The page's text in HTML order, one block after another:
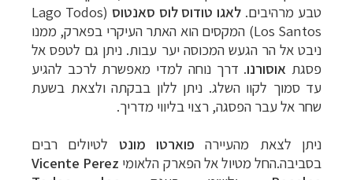
טבע מרהיבים. לאגו טודוס לוס סאנטוס (Lago Todos
Los Santos) המק
סים הוא האתר העיקרי בפארק, ממנו
ניבט אל הר הגעש המכוסה יער עבות. ניתן גם לטפס אל
פסגת אוסורנו. דרך נוחה למדי מאפשרת לרכב להגיע
עד סמוך לקוו השלג. ניתן ללון בבקתה ולצאת בשעת
שחר אל עבר הפסגה, רצוי בליווי מדריך.
ניתן לצאת מהעיירה פוארטו מונט לטיולים רבים
בסביבה.החלמטיול אל הפארק הלאומי Vicente Perez
תכנוןטיולים לדרום ומרכז אמריקה לחצו לרשימת
היעדים »
תכנוןטיולים לצפון אמריקה
לחצו לרשימת היעדים »